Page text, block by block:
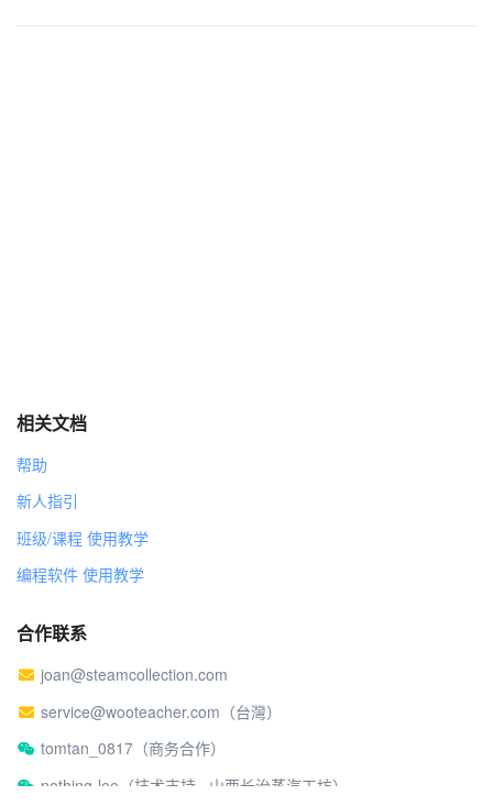
相关文档
帮助
新人指引
班级/课程 使用教学
编程软件 使用教学
合作联系
joan@steamcollection.com
service@wooteacher.com（台灣）
tomtan_0817（商务合作）
nothing-lee（技术支持 · 山西长治蒸汽工坊）